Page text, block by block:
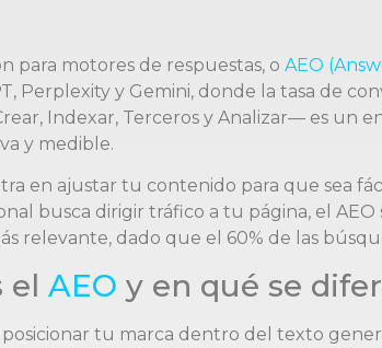
para motores de respuestas, o AEO
Perplexity y Gemini, donde la tasa de
Indexar, Terceros y Analizar— es un
y medible.
en ajustar tu contenido para que sea
busca dirigir tráfico a tu página, el
relevante, dado que el 60% de las
el AEO y en qué se
posicionar tu marca dentro del texto